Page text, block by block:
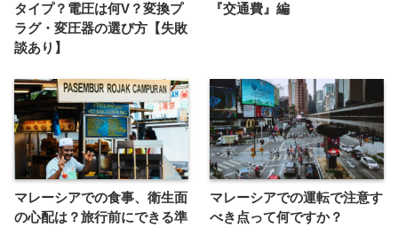
タイプ？電圧は何V？変換プ
ラグ・変圧器の選び方【失敗
談あり】
『交通費』編
マレーシアでの食事、衛生面
の心配は？旅行前にできる準
マレーシアでの運転で注意す
べき点って何ですか？